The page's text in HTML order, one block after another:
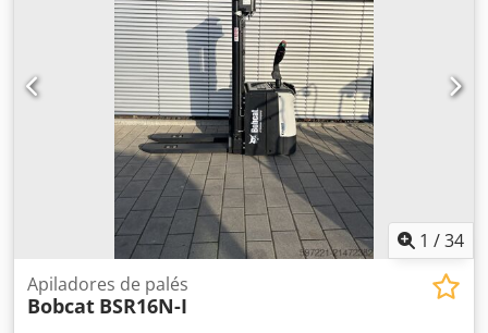
de serie: OBWNL-003130 Crodpfx Ajyv S Rmjcaof
Especificaciones de la batería: 24 V, 60 Ah.
1 /34
Apiladores de palés
Bobcat BSR16N-I